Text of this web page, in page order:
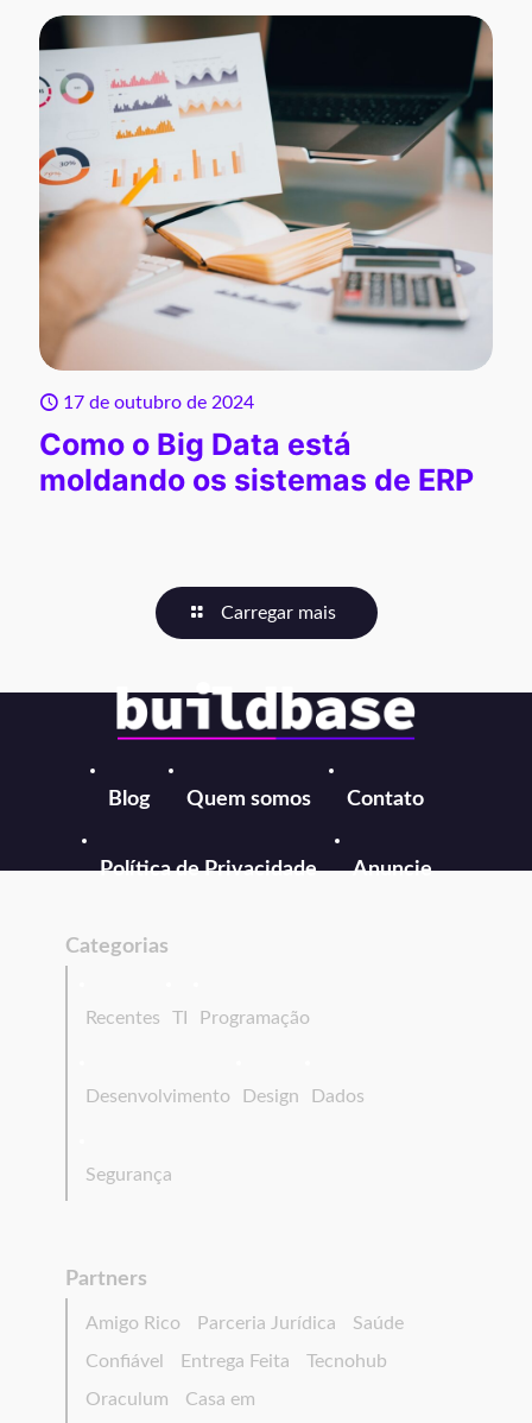
17 de outubro de 2024
Como o Big Data está
moldando os sistemas de ERP
Carregar mais
Blog Quem somos Contato
Política de Privacidade Anuncie
Categorias
Recentes TI Programação
Desenvolvimento Design Dados
Segurança
Partners
Amigo Rico Parceria Jurídica
Saúde
Confiável
Entrega Feita
Tecnohub
Oraculum
Casa em